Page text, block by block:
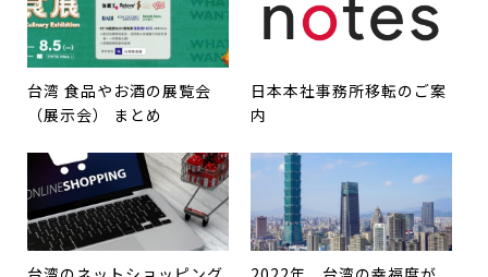
台湾 食品やお酒の展覧会
（展示会） まとめ
日本本社事務所移転のご案
内